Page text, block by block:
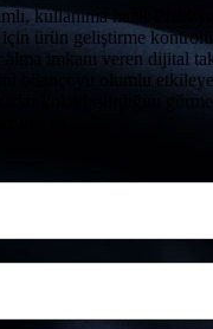
kullanıma hazır PLM
için ürün geliştirme
imkanı veren dijital
bilançoyu olumlu
kolaylaştırdığını